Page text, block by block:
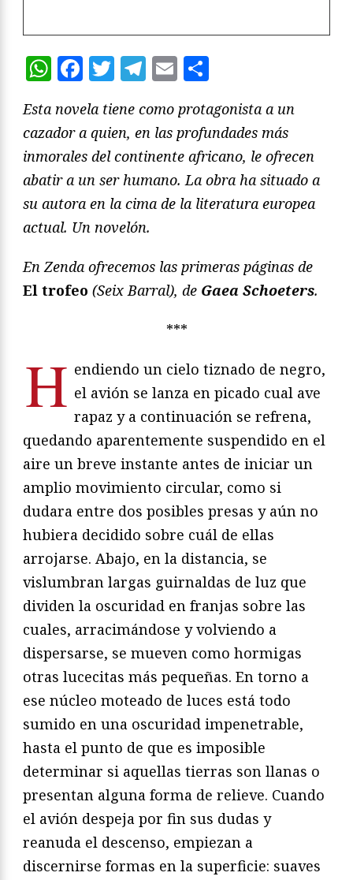
WhatsApp
Facebook
Twitter
Telegram
Email
Esta novela tiene como protagonista a un
cazador a quien, en las profundades más
inmorales del continente africano, le ofrecen
abatir a un ser humano. La obra ha situado a
su autora en la cima de la literatura europea
actual. Un novelón.
En Zenda ofrecemos las primeras páginas de
El trofeo (Seix Barral), de Gaea Schoeters.
***
H endiendo un cielo tiznado de negro,
el avión se lanza en picado cual ave
rapaz y a continuación se refrena,
quedando aparentemente suspendido en el
aire un breve instante antes de iniciar un
amplio movimiento circular, como si
dudara entre dos posibles presas y aún no
hubiera decidido sobre cuál de ellas
arrojarse. Abajo, en la distancia, se
vislumbran largas guirnaldas de luz que
dividen la oscuridad en franjas sobre las
cuales, arracimándose y volviendo a
dispersarse, se mueven como hormigas
otras lucecitas más pequeñas. En torno a
ese núcleo moteado de luces está todo
sumido en una oscuridad impenetrable,
hasta el punto de que es imposible
determinar si aquellas tierras son llanas o
presentan alguna forma de relieve. Cuando
el avión despeja por fin sus dudas y
reanuda el descenso, empiezan a
discernirse formas en la superficie: suaves